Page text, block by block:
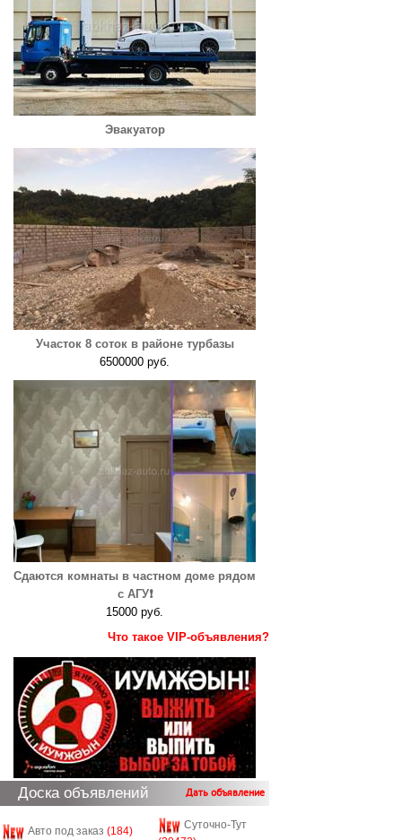
Эвакуатор
Участок 8 соток в районе турбазы
6500000 руб.
Сдаются комнаты в частном доме рядом
с АГУ❗️
15000 руб.
Что такое VIP-объявления?
Доска объявлений Дать объявление
Авто под заказ (184)
Суточно-Тут